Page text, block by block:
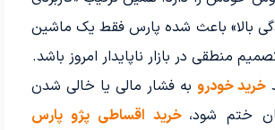
بالا» باعث شده پارس فقط یک ماشین
منطقی در بازار ناپایدار امروز باشد.
خرید خودرو به فشار مالی یا خالی شدن
ختم شود، خرید اقساطی پژو پارس